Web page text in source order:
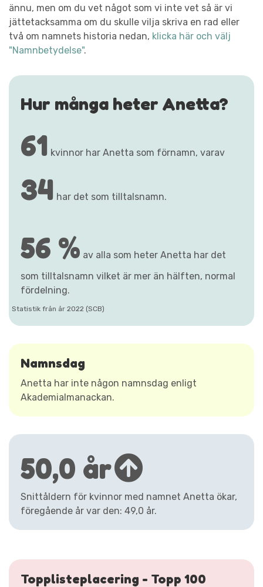
ännu, men om du vet något som vi inte vet så är vi
jättetacksamma om du skulle vilja skriva en rad eller
två om namnets historia nedan, klicka här och välj
"Namnbetydelse".
Hur många heter Anetta?
61 kvinnor har Anetta som förnamn, varav
34 har det som tilltalsnamn.
56 % av alla som heter Anetta har det
som tilltalsnamn vilket är mer än hälften, normal
fördelning.
Statistik från år 2022 (SCB)
Namnsdag
Anetta har inte någon namnsdag enligt
Akademialmanackan.
50,0 år
Snittåldern för kvinnor med namnet Anetta ökar,
föregående år var den: 49,0 år.
Topplisteplacering - Topp 100